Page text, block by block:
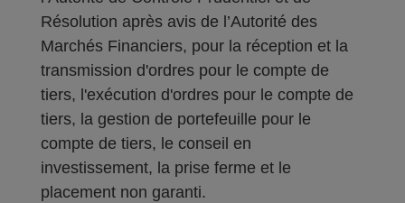
Résolution après avis de l’Autorité des
Marchés Financiers, pour la réception et la
transmission d'ordres pour le compte de
tiers, l'exécution d'ordres pour le compte de
tiers, la gestion de portefeuille pour le
compte de tiers, le conseil en
investissement, la prise ferme et le
placement non garanti.